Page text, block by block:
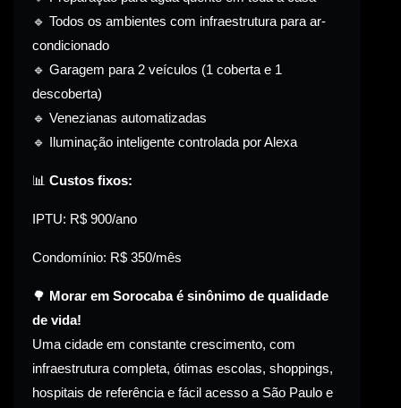
🔹 Todos os ambientes com infraestrutura para ar-
condicionado
🔹 Garagem para 2 veículos (1 coberta e 1
descoberta)
🔹 Venezianas automatizadas
🔹 Iluminação inteligente controlada por Alexa
📊 Custos fixos:
IPTU: R$ 900/ano
Condomínio: R$ 350/mês
🌳 Morar em Sorocaba é sinônimo de qualidade
de vida!
Uma cidade em constante crescimento, com
infraestrutura completa, ótimas escolas, shoppings,
hospitais de referência e fácil acesso a São Paulo e